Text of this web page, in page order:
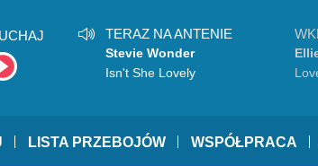
TERAZ NA ANTENIE
Stevie Wonder
Isn't She Lovely
LISTA PRZEBOJÓW WSPÓŁPRACA